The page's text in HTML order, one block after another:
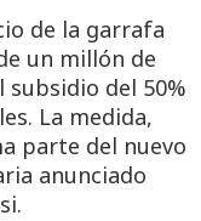
de la garrafa
un millón de
subsidio del 50%
La medida,
parte del nuevo
anunciado